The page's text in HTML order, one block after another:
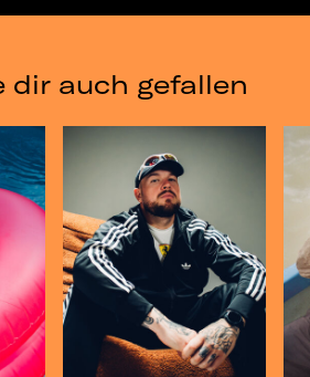
dir auch gefallen